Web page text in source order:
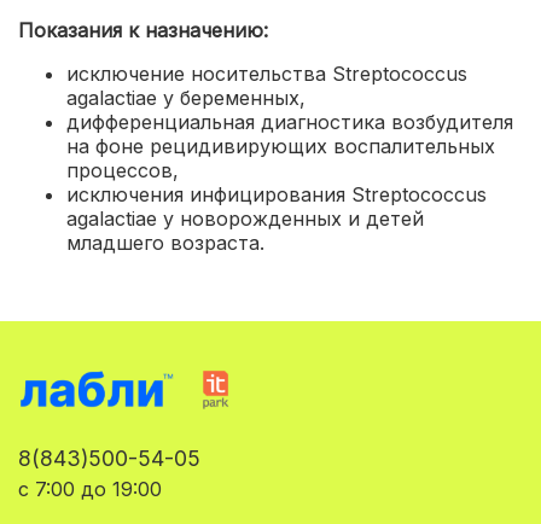
Показания к назначению:
исключение носительства Streptococcus
agalactiae у беременных,
дифференциальная диагностика возбудителя
на фоне рецидивирующих воспалительных
процессов,
исключения инфицирования Streptococcus
agalactiae у новорожденных и детей
младшего возраста.
8(843)500-54-05
с 7:00 до 19:00